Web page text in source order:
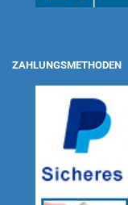
ZAHLUNGSMETHODEN